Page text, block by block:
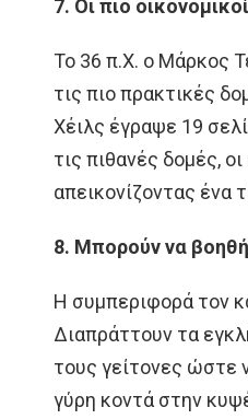
7. Οι πιο
Το 36 π.Χ. ο Μάρκος
τις πιο πρακτικές
Χέιλς έγραψε 19
τις πιθανές δομές,
απεικονίζοντας ένα
8. Μπορούν να
Η συμπεριφορά τον
Διαπράττουν τα
τους γείτονες ώστε
γύρη κοντά στην